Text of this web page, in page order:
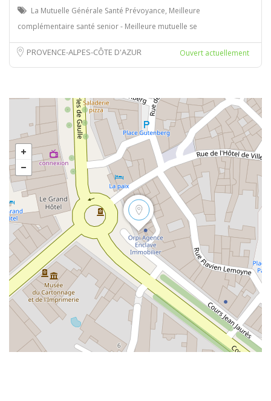
La Mutuelle Générale Santé Prévoyance, Meilleure
complémentaire santé senior - Meilleure mutuelle se
PROVENCE-ALPES-CÔTE D'AZUR Ouvert actuellement